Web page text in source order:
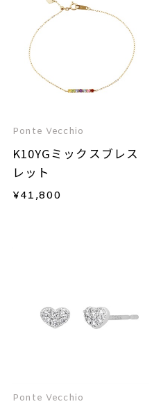
Ponte Vecchio
K10YGミックスブレス
レット
¥41,800
Ponte Vecchio